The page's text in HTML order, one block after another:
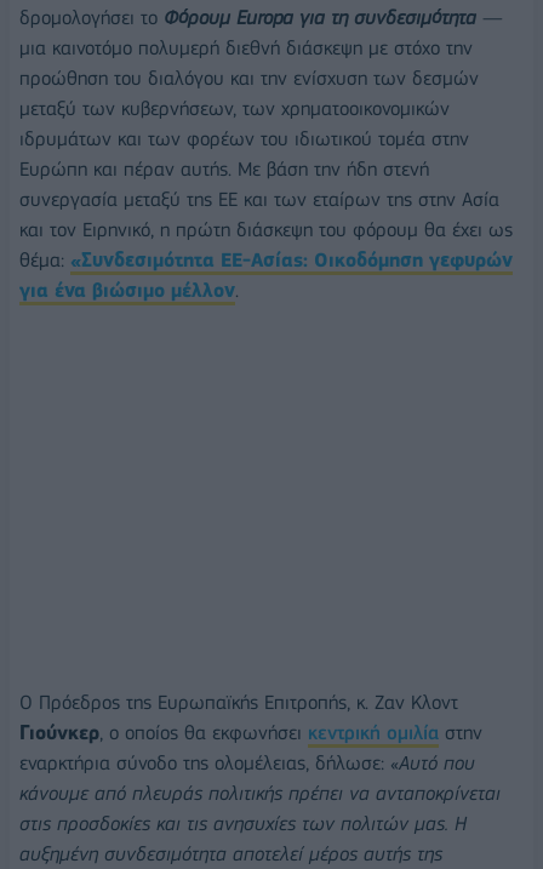
δρομολογήσει το Φόρουμ Europa για τη συνδεσιμότητα —
μια καινοτόμο πολυμερή διεθνή διάσκεψη με στόχο την
προώθηση του διαλόγου και την ενίσχυση των δεσμών
μεταξύ των κυβερνήσεων, των χρηματοοικονομικών
ιδρυμάτων και των φορέων του ιδιωτικού τομέα στην
Ευρώπη και πέραν αυτής. Με βάση την ήδη στενή
συνεργασία μεταξύ της ΕΕ και των εταίρων της στην Ασία
και τον Ειρηνικό, η πρώτη διάσκεψη του φόρουμ θα έχει ως
θέμα: «Συνδεσιμότητα ΕΕ-Ασίας: Οικοδόμηση γεφυρών
για ένα βιώσιμο μέλλον.
Ο Πρόεδρος της Ευρωπαϊκής Επιτροπής, κ. Ζαν Κλοντ
Γιούνκερ, ο οποίος θα εκφωνήσει κεντρική ομιλία στην
εναρκτήρια σύνοδο της ολομέλειας, δήλωσε: «Αυτό που
κάνουμε από πλευράς πολιτικής πρέπει να ανταποκρίνεται
στις προσδοκίες και τις ανησυχίες των πολιτών μας. Η
αυξημένη συνδεσιμότητα αποτελεί μέρος αυτής της